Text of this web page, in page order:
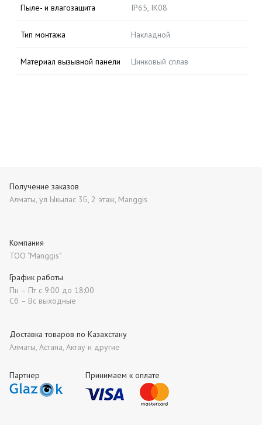
Пыле- и влагозащита IP65, IK08
Тип монтажа Накладной
Материал вызывной панели Цинковый сплав
Партнер Принимаем к оплате
Получение заказов
Алматы, ул Ыкылас 3Б, 2 этаж, Manggis
Компания
ТОО "Manggis"
Доставка товаров по Казахстану
Алматы, Астана, Актау и другие
График работы
Пн – Пт с 9:00 до 18:00
Сб – Вс выходные